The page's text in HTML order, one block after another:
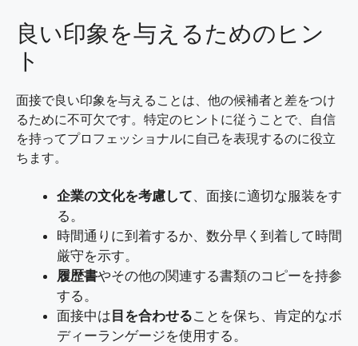
良い印象を与えるためのヒン
ト
面接で良い印象を与えることは、他の候補者と差をつけ
るために不可欠です。特定のヒントに従うことで、自信
を持ってプロフェッショナルに自己を表現するのに役立
ちます。
企業の文化を考慮して、面接に適切な服装をす
る。
時間通りに到着するか、数分早く到着して時間
厳守を示す。
履歴書やその他の関連する書類のコピーを持参
する。
面接中は目を合わせることを保ち、肯定的なボ
ディーランゲージを使用する。